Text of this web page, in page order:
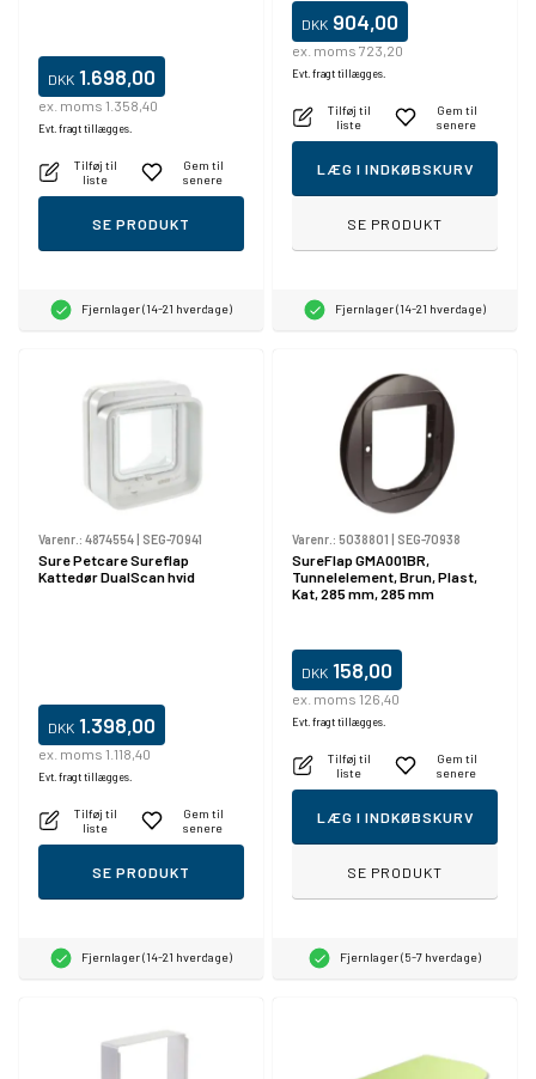
DKK 1.698,00
ex. moms 1.358,40
Evt. fragt tillægges.
Tilføj til
liste
Gem til
senere
SE PRODUKT
Fjernlager (14-21 hverdage)
DKK 904,00
ex. moms 723,20
Evt. fragt tillægges.
Tilføj til
liste
Gem til
senere
LÆG I INDKØBSKURV
SE PRODUKT
Fjernlager (14-21 hverdage)
Varenr.: 4874554| SEG-70941
Sure Petcare Sureflap
Kattedør DualScan hvid
DKK 1.398,00
ex. moms 1.118,40
Evt. fragt tillægges.
Tilføj til
liste
Gem til
senere
SE PRODUKT
Fjernlager (14-21 hverdage)
Varenr.: 5038801 | SEG-70938
SureFlap GMA001BR,
Tunnelelement, Brun, Plast,
Kat, 285 mm, 285 mm
DKK 158,00
ex. moms 126,40
Evt. fragt tillægges.
Tilføj til
liste
Gem til
senere
LÆG I INDKØBSKURV
SE PRODUKT
Fjernlager (5-7 hverdage)